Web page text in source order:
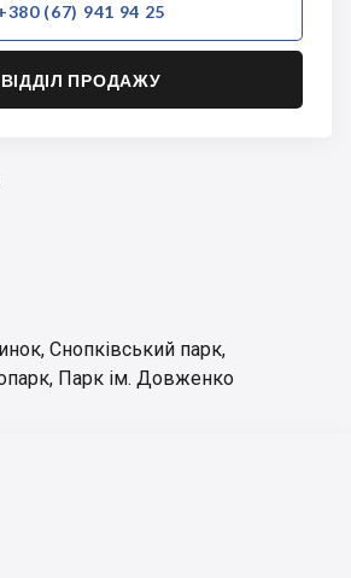
(67) 941 94 25
ВІДДІЛ ПРОДАЖУ
, Снопківський парк,
, Парк ім. Довженко